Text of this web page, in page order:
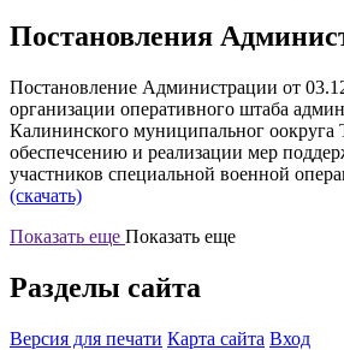
Постановления
Постановление Администрации от
организации оперативного штаба
Калининского муниципальног оокруга
обеспечсению и реализации мер
участников специальной военной
(скачать)
Показать еще Показать еще
Разделы сайта
Версия для печати Карта сайта Вход